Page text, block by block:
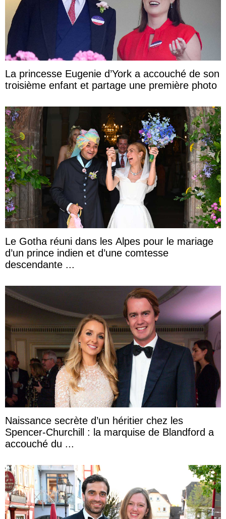
La princesse Eugenie d’York a accouché de son
troisième enfant et partage une première photo
Le Gotha réuni dans les Alpes pour le mariage
d’un prince indien et d’une comtesse
descendante ...
Naissance secrète d’un héritier chez les
Spencer-Churchill : la marquise de Blandford a
accouché du ...